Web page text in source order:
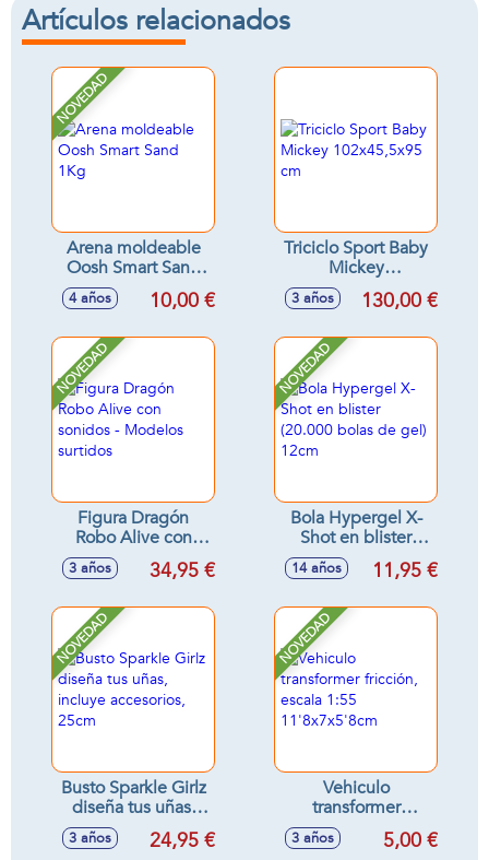
Artículos relacionados
NOVEDAD
Arena moldeable
Oosh Smart Sand
1Kg
4 años 10,00 €
Triciclo Sport Baby
Mickey
102x45,5x95 cm
3 años 130,00 €
NOVEDAD
Figura Dragón
Robo Alive con
sonidos - Modelos
surtidos
3 años 34,95 €
NOVEDAD
Bola Hypergel X-
Shot en blister
(20.000 bolas de
gel) 12cm
14 años 11,95 €
NOVEDAD
Busto Sparkle Girlz
diseña tus uñas,
incluye accesorios,
25cm
3 años 24,95 €
NOVEDAD
Vehiculo
transformer
fricción, escala 1:55
11'8x7x5'8cm
3 años 5,00 €